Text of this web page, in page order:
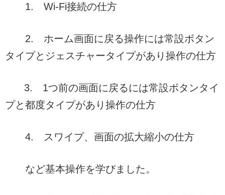
1. Wi-Fi接続の仕方
2. ホーム画面に戻る操作には常設ボタン
タイプとジェスチャータイプがあり操作の仕方
3. 1つ前の画面に戻るには常設ボタンタイ
プと都度タイプがあり操作の仕方
4. スワイプ、画面の拡大縮小の仕方
など基本操作を学びました。